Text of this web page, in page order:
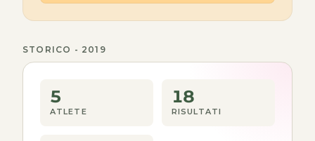
STORICO - 2019
5
ATLETE
18
RISULTATI